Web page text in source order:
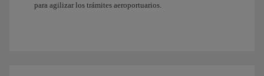
para agilizar los trámites aeroportuarios.